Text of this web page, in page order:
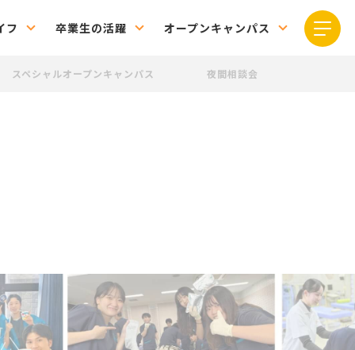
フ 卒業生の活躍 オープンキャンパス
スペシャルオープンキャンパス 夜間相談会